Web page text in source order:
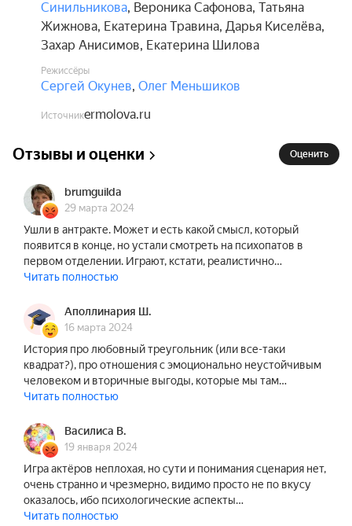
Синильникова, Вероника Сафонова, Татьяна
Жижнова, Екатерина Травина, Дарья Киселёва,
Захар Анисимов, Екатерина Шилова
Режиссёры
Сергей Окунев, Олег Меньшиков
Источникermolova.ru
Отзывы и оценки Оценить
brumguilda
29 марта 2024
Ушли в антракте. Может и есть какой смысл, который
появится в конце, но устали смотреть на психопатов в
первом отделении. Играют, кстати, реалистично…
Читать полностью
Аполлинария Ш.
16 марта 2024
История про любовный треугольник (или все-таки
квадрат?), про отношения с эмоционально неустойчивым
человеком и вторичные выгоды, которые мы там…
Читать полностью
Василиса В.
19 января 2024
Игра актёров неплохая, но сути и понимания сценария нет,
очень странно и чрезмерно, видимо просто не по вкусу
оказалось, ибо психологические аспекты…
Читать полностью